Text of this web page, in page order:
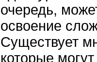
очередь,
освоение
Существует
которые